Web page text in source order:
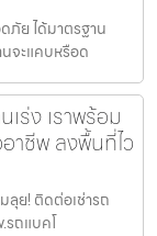
ภัย ได้มาตรฐาน
จะแคบหรือด
ร่ง เราพร้อม
าชีพ ลงพื้นที่ไว
ลุย! ติดต่อเช่ารถ
รถแบคโ